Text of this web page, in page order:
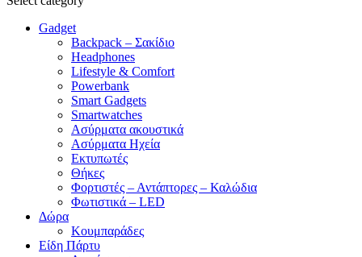
Gadget
Backpack – Σακίδιο
Headphones
Lifestyle & Comfort
Powerbank
Smart Gadgets
Smartwatches
Ασύρματα ακουστικά
Ασύρματα Ηχεία
Εκτυπωτές
Θήκες
Φορτιστές – Αντάπτορες – Καλώδια
Φωτιστικά – LED
Δώρα
Κουμπαράδες
Είδη Πάρτυ